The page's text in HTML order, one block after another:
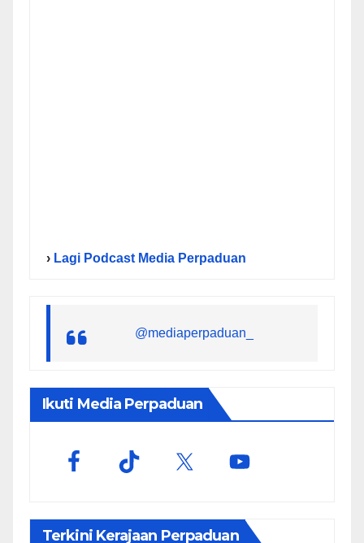
› Lagi Podcast Media Perpaduan
@mediaperpaduan_
Ikuti Media Perpaduan
Terkini Kerajaan Perpaduan